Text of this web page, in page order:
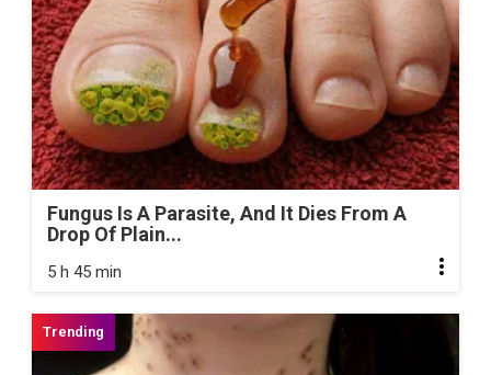
Fungus Is A Parasite, And It Dies From A
Drop Of Plain...
5 h 45 min